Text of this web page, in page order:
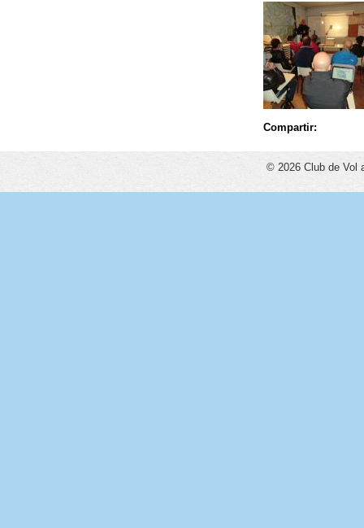
Compartir:
© 2026 Club de Vol